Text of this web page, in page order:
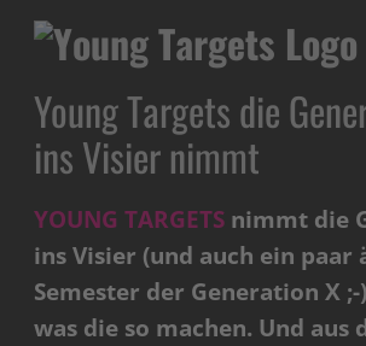
Young Targets die
ins Visier nimmt
YOUNG TARGETS nimmt die
ins Visier (und auch ein paar
Semester der Generation X ;-
was die so machen. Und aus